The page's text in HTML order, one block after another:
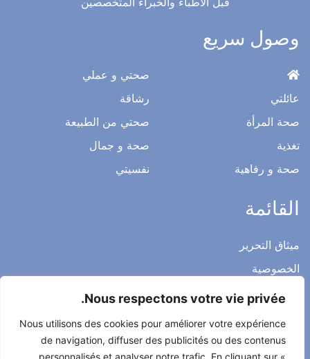
Nous respectons votre vie privée.
Nous utilisons des cookies pour améliorer votre expérience
de navigation, diffuser des publicités ou des contenus
personnalisés et analyser notre trafic. En cliquant sur «
وصول سريع
عائلتي
صحة المرأة
تغذية
صحة و رفاهية
صحتي و عملي
رشاقة
صحتي من الطبيعة
صحة و جمال
نفسيتي
القائمة
ميثاق التحرير
الخصوصية
الاشعار القانوني
اتصل بنا